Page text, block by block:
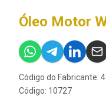
Óleo Motor
Código do Fabricante:
Código: 10727